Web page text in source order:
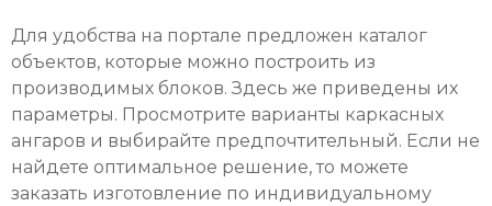
Для удобства на портале предложен каталог
объектов, которые можно построить из
производимых блоков. Здесь же приведены их
параметры. Просмотрите варианты каркасных
ангаров и выбирайте предпочтительный. Если не
найдете оптимальное решение, то можете
заказать изготовление по индивидуальному